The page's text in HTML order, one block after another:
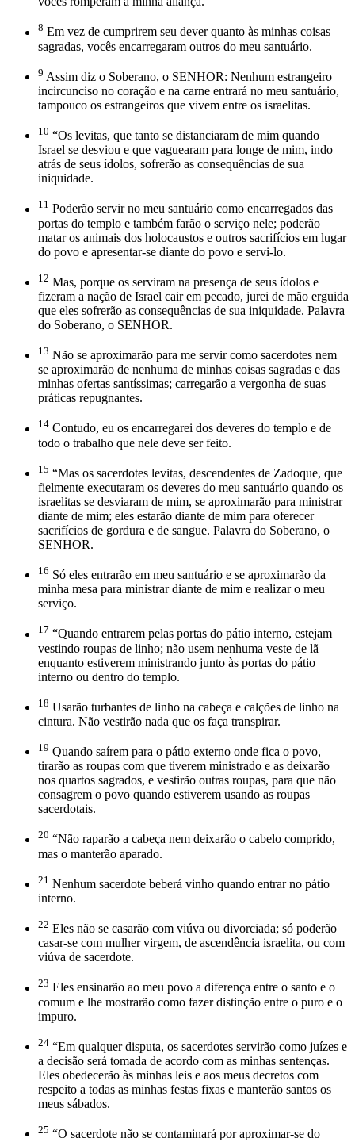
8 Em vez de cumprirem seu dever quanto às minhas coisas
sagradas, vocês encarregaram outros do meu santuário.
9 Assim diz o Soberano, o SENHOR: Nenhum estrangeiro
incircunciso no coração e na carne entrará no meu santuário,
tampouco os estrangeiros que vivem entre os israelitas.
10 “Os levitas, que tanto se distanciaram de mim quando
Israel se desviou e que vaguearam para longe de mim, indo
atrás de seus ídolos, sofrerão as consequências de sua
iniquidade.
11 Poderão servir no meu santuário como encarregados das
portas do templo e também farão o serviço nele; poderão
matar os animais dos holocaustos e outros sacrifícios em lugar
do povo e apresentar-se diante do povo e servi-lo.
12 Mas, porque os serviram na presença de seus ídolos e
fizeram a nação de Israel cair em pecado, jurei de mão erguida
que eles sofrerão as consequências de sua iniquidade. Palavra
do Soberano, o SENHOR.
13 Não se aproximarão para me servir como sacerdotes nem
se aproximarão de nenhuma de minhas coisas sagradas e das
minhas ofertas santíssimas; carregarão a vergonha de suas
práticas repugnantes.
14 Contudo, eu os encarregarei dos deveres do templo e de
todo o trabalho que nele deve ser feito.
15 “Mas os sacerdotes levitas, descendentes de Zadoque, que
fielmente executaram os deveres do meu santuário quando os
israelitas se desviaram de mim, se aproximarão para ministrar
diante de mim; eles estarão diante de mim para oferecer
sacrifícios de gordura e de sangue. Palavra do Soberano, o
SENHOR.
16 Só eles entrarão em meu santuário e se aproximarão da
minha mesa para ministrar diante de mim e realizar o meu
serviço.
17 “Quando entrarem pelas portas do pátio interno, estejam
vestindo roupas de linho; não usem nenhuma veste de lã
enquanto estiverem ministrando junto às portas do pátio
interno ou dentro do templo.
18 Usarão turbantes de linho na cabeça e calções de linho na
cintura. Não vestirão nada que os faça transpirar.
19 Quando saírem para o pátio externo onde fica o povo,
tirarão as roupas com que tiverem ministrado e as deixarão
nos quartos sagrados, e vestirão outras roupas, para que não
consagrem o povo quando estiverem usando as roupas
sacerdotais.
20 “Não raparão a cabeça nem deixarão o cabelo comprido,
mas o manterão aparado.
21 Nenhum sacerdote beberá vinho quando entrar no pátio
interno.
22 Eles não se casarão com viúva ou divorciada; só poderão
casar-se com mulher virgem, de ascendência israelita, ou com
viúva de sacerdote.
23 Eles ensinarão ao meu povo a diferença entre o santo e o
comum e lhe mostrarão como fazer distinção entre o puro e o
impuro.
24 “Em qualquer disputa, os sacerdotes servirão como juízes e
a decisão será tomada de acordo com as minhas sentenças.
Eles obedecerão às minhas leis e aos meus decretos com
respeito a todas as minhas festas fixas e manterão santos os
meus sábados.
25 “O sacerdote não se contaminará por aproximar-se do